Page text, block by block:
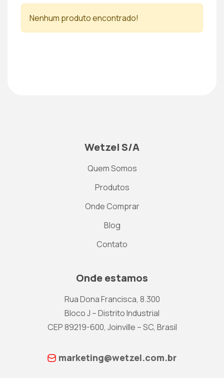
Nenhum produto encontrado!
Wetzel S/A
Quem Somos
Produtos
Onde Comprar
Blog
Contato
Onde estamos
Rua Dona Francisca, 8.300
Bloco J – Distrito Industrial
CEP 89219-600, Joinville – SC, Brasil
marketing@wetzel.com.br